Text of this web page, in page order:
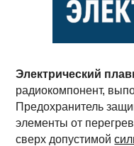
Электрический
радиокомпонент,
Предохранитель
элементы от
сверх допустимой